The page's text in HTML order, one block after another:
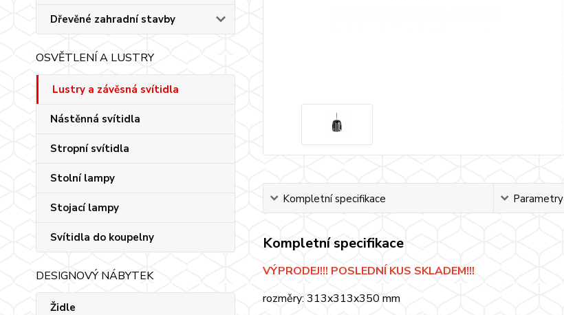
Dřevěné zahradní stavby
OSVĚTLENÍ A LUSTRY
Lustry a závěsná svítidla
Nástěnná svítidla
Stropní svítidla
Stolní lampy
Stojací lampy
Svítidla do koupelny
DESIGNOVÝ NÁBYTEK
Židle
Kompletní specifikace Parametry
Kompletní specifikace
VÝPRODEJ!!! POSLEDNÍ KUS SKLADEM!!!
rozměry: 313x313x350 mm